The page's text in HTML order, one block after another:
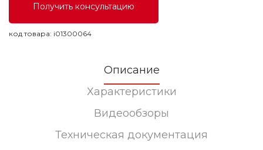
Получить консультацию
код товара: i01300064
Описание
Характеристики
Видеообзоры
Техническая документация